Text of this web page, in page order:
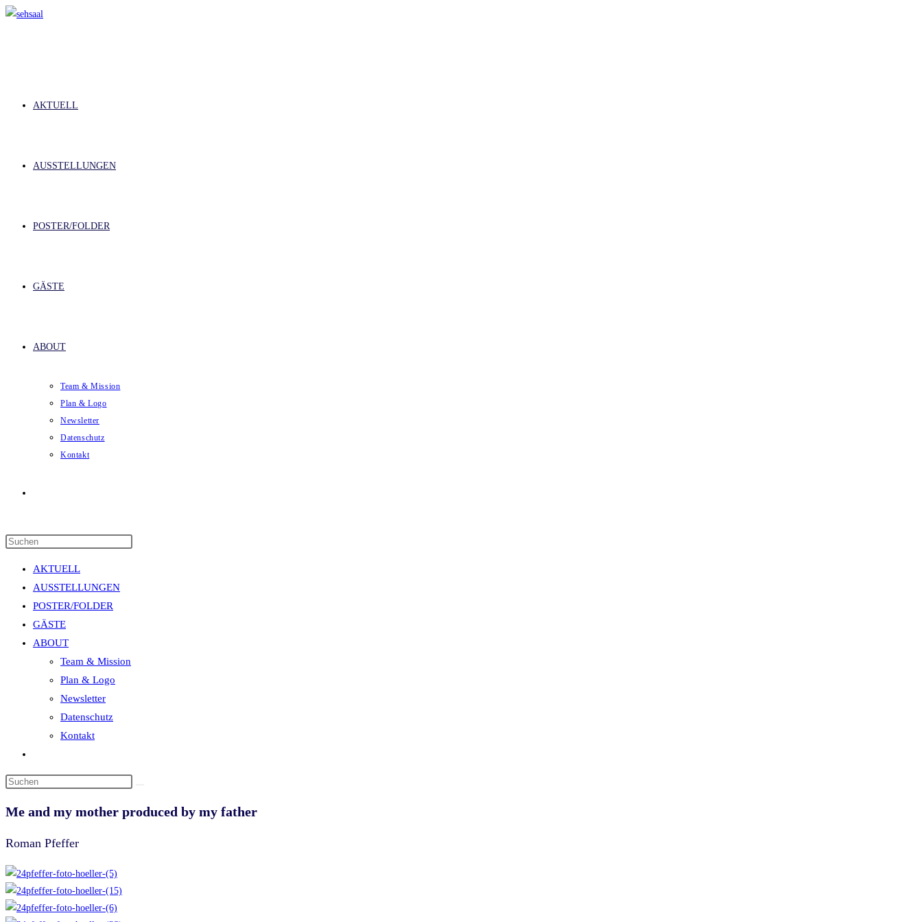
Zum
AKTUELL
AUSSTELLUNGEN
POSTER/FOLDER
GÄSTE
ABOUT
Team & Mission
Plan & Logo
Newsletter
Datenschutz
Kontakt
umschalten
AKTUELL
AUSSTELLUNGEN
POSTER/FOLDER
GÄSTE
ABOUT
Team & Mission
Plan & Logo
Newsletter
Datenschutz
Kontakt
umschalten
Diese
durchsuchen
Me and my mother produced by my father
Roman Pfeffer